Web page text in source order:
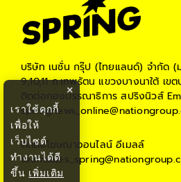
บริษัท เนชั่น กรุ๊ป (ไทยแลนด์) จำกัด (
9,10,11 ถ.เทพรัตน แขวงบางนาใต้ เข
ติดต่อกองบรรณาธิการ สปริงนิวส์
ติดต่อโฆษณาออนไลน์ อีเมลล์
×
เราใช้คุกกี้
เพื่อให้
เว็บไซต์
ทำงานได้ดี
ขึ้น เพิ่มเติม